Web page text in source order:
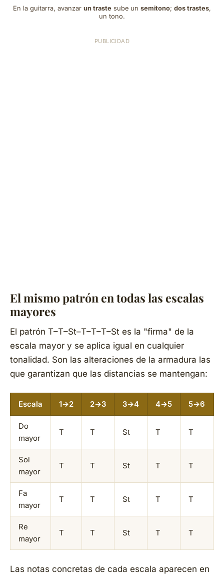
En la guitarra, avanzar un traste sube un semitono; dos trastes,
un tono.
El mismo patrón en todas las escalas
mayores
El patrón T–T–St–T–T–T–St es la "firma" de la
escala mayor y se aplica igual en cualquier
tonalidad. Son las alteraciones de la armadura las
que garantizan que las distancias se mantengan:
Escala 1→2 2→3 3→4 4→5 5→6
Do
mayor
T T St T T
Sol
mayor
T T St T T
Fa
mayor
T T St T T
Re
mayor
T T St T T
Las notas concretas de cada escala aparecen en